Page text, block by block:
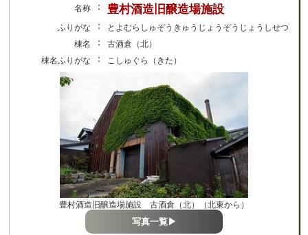
名称 ： 豊村酒造旧醸造場施設
ふりがな ：
とよむらしゅぞうきゅうじょうぞうじょうしせつ
棟名
：
古酒倉（北）
棟名ふりがな
： こしゅぐら（きた）
豊村酒造旧醸造場施設 古酒倉（北）（北東から）
写真一覧▶